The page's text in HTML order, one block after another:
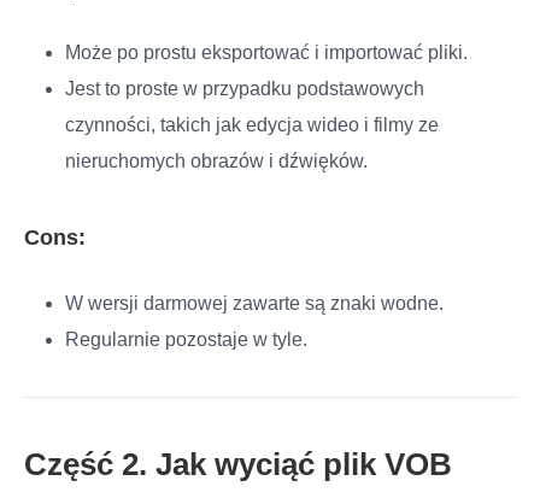
Może po prostu eksportować i importować pliki.
Jest to proste w przypadku podstawowych
czynności, takich jak edycja wideo i filmy ze
nieruchomych obrazów i dźwięków.
Cons:
W wersji darmowej zawarte są znaki wodne.
Regularnie pozostaje w tyle.
Część 2. Jak wyciąć plik VOB